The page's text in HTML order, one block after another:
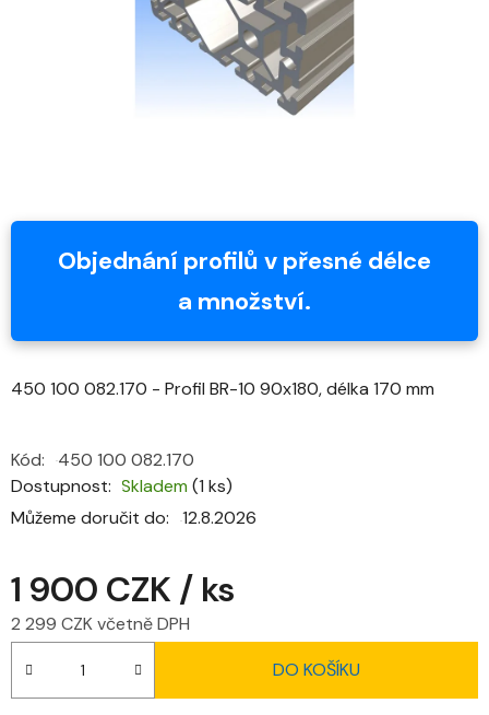
Objednání profilů v přesné délce
a množství.
450 100 082.170 - Profil BR-10 90x180, délka 170 mm
Dostupnost Skladem (1 ks)
Můžeme doručit do:
12.8.2026
Kód: 450 100 082.170
1 900 CZK / ks
2 299 CZK včetně DPH
DO KOŠÍKU